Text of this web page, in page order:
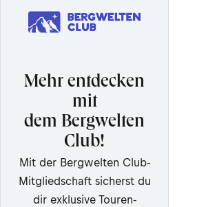
Mehr entdecken
mit
dem Bergwelten
Club!
Mit der Bergwelten Club-
Mitgliedschaft sicherst du
dir exklusive Touren-